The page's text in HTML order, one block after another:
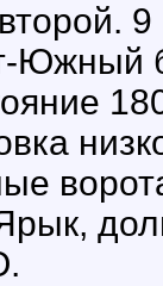
9
Южный